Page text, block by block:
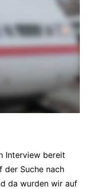
Interview bereit
der Suche nach
da wurden wir auf